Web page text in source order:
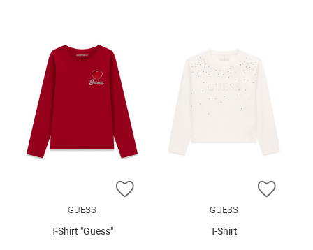
ZUR WUNSCHLISTE HINZUFÜGEN
GUESS
T-Shirt "Guess"
ZUR
GUESS
T-Shirt